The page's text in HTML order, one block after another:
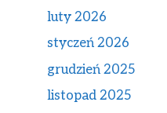
luty 2026
styczeń 2026
grudzień 2025
listopad 2025